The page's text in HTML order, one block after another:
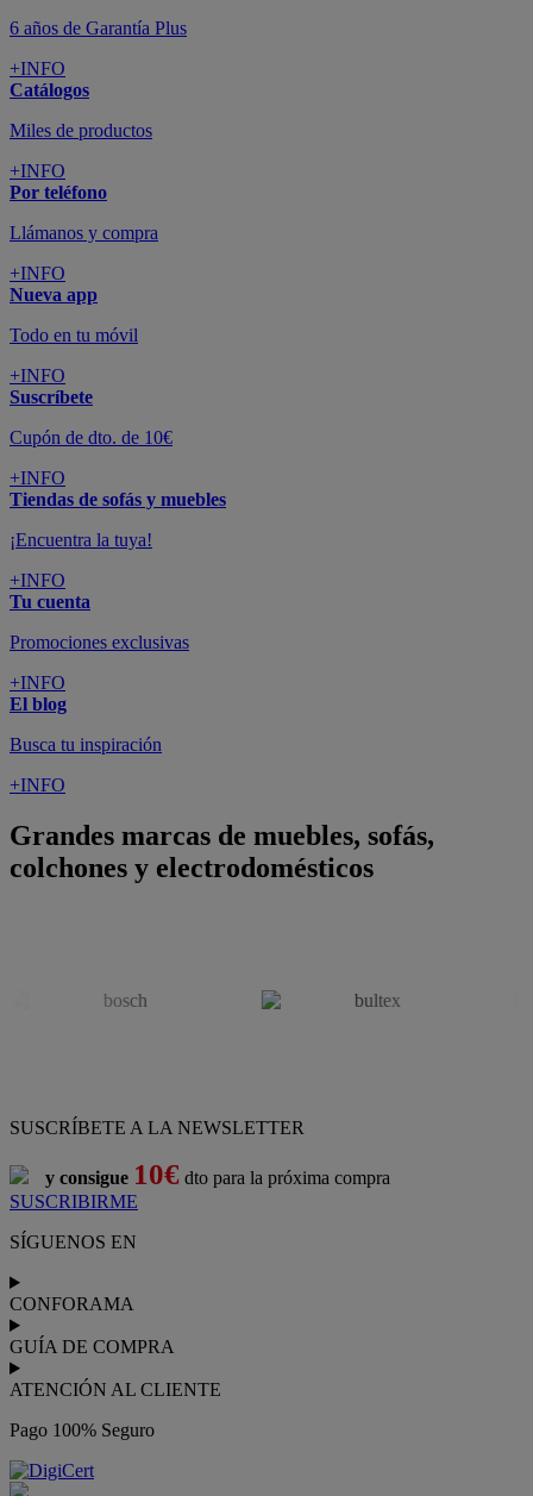
6 años de Garantía Plus
+INFO
Catálogos
Miles de productos
+INFO
Por teléfono
Llámanos y compra
+INFO
Nueva app
Todo en tu móvil
+INFO
Suscríbete
Cupón de dto. de 10€
+INFO
Tiendas de sofás y muebles
¡Encuentra la tuya!
+INFO
Tu cuenta
Promociones exclusivas
+INFO
El blog
Busca tu inspiración
+INFO
Grandes marcas de muebles, sofás,
colchones y electrodomésticos
SUSCRÍBETE A LA NEWSLETTER
y consigue 10€ dto para la próxima compra
SUSCRIBIRME
SÍGUENOS EN
CONFORAMA
GUÍA DE COMPRA
ATENCIÓN AL CLIENTE
Pago 100% Seguro